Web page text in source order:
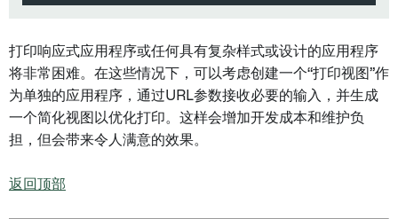
打印响应式应用程序或任何具有复杂样式或设计的应用程序
将非常困难。在这些情况下，可以考虑创建一个“打印视图”作
为单独的应用程序，通过URL参数接收必要的输入，并生成
一个简化视图以优化打印。这样会增加开发成本和维护负
担，但会带来令人满意的效果。
返回顶部